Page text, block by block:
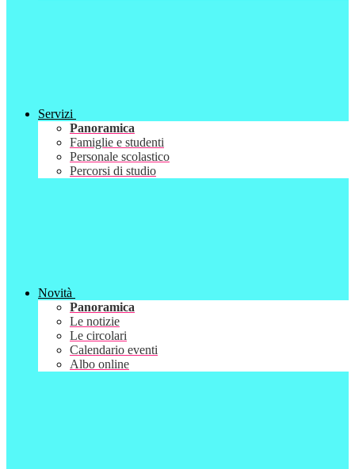
Servizi
Panoramica
Famiglie e studenti
Personale scolastico
Percorsi di studio
Novità
Panoramica
Le notizie
Le circolari
Calendario eventi
Albo online